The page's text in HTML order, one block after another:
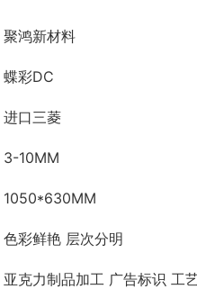
聚鸿新材料
蝶彩DC
进口三菱
3-10MM
1050*630MM
色彩鲜艳 层次分明
亚克力制品加工 广告标识 工